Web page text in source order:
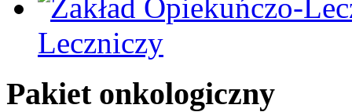
Leczniczy
Pakiet onkologiczny